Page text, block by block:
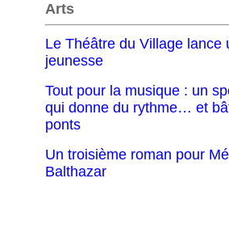
Arts
Le Théâtre du Village lance
jeunesse
Tout pour la musique : un
qui donne du rythme… et
ponts
Un troisième roman pour
Balthazar